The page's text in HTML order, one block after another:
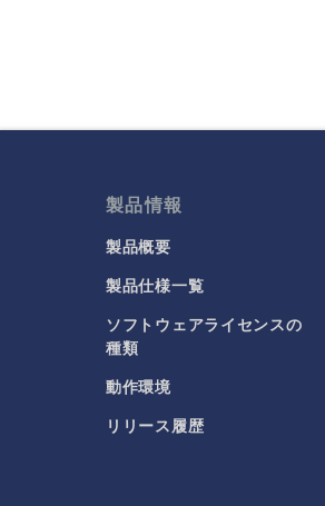
製品情報
製品概要
製品仕様一覧
ソフトウェアライセンスの
種類
動作環境
リリース履歴